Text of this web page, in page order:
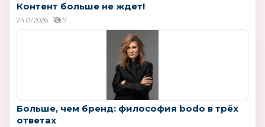
Контент больше не ждет!
24.07.2026 7
Больше, чем бренд: философия bodo в трёх
ответах